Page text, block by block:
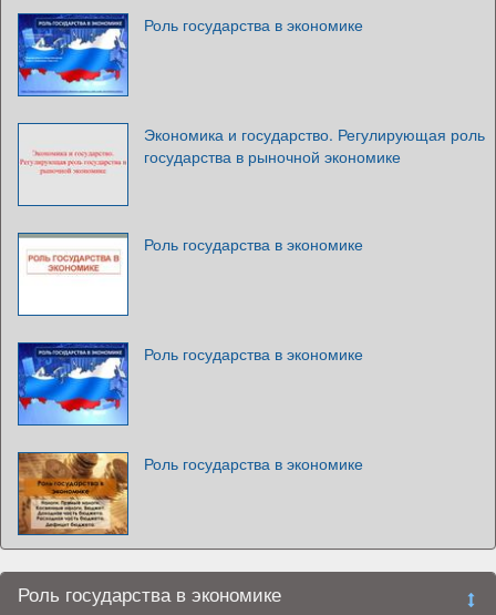
Роль государства в экономике
Экономика и государство. Регулирующая роль
государства в рыночной экономике
Роль государства в экономике
Роль государства в экономике
Роль государства в экономике
Роль государства в экономике